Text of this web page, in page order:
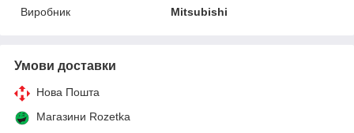
Виробник
Mitsubishi
Умови доставки
Нова Пошта
Магазини Rozetka